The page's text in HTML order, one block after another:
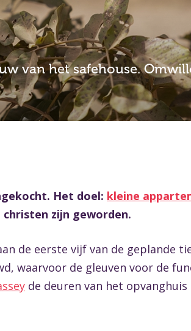
van het safehouse.
Het doel: kleine
zijn geworden.
de eerste vijf van de geplande
waarvoor de gleuven voor de
de deuren van het